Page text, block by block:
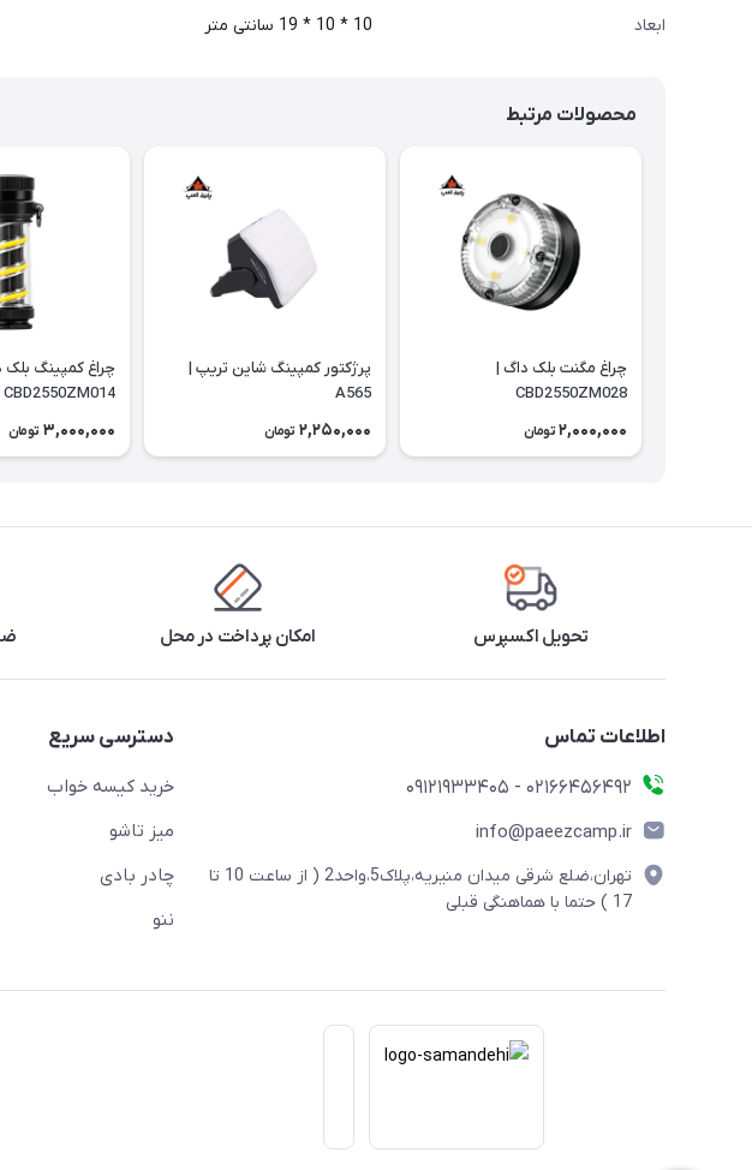
ابعاد 10 * 10 * 19 سانتی متر
محصولات مرتبط
چراغ مگنت بلک داگ |
CBD2550ZM028
2,000,000 تومان
پرژکتور کمپینگ شاین تریپ |
A565
2,250,000 تومان
چراغ کمپینگ بلک
CBD2550ZM014
3,000,000 تومان
تحویل اکسپرس امکان پرداخت در محل
اطلاعات تماس
02166456492 - 09121933405
info@paeezcamp.ir
تهران،ضلع شرقی میدان منیریه،پلاک5،واحد2 ( از ساعت 10 تا
17 ) حتما با هماهنگی قبلی
دسترسی سریع
خرید کیسه خواب
میز تاشو
چادر بادی
ننو